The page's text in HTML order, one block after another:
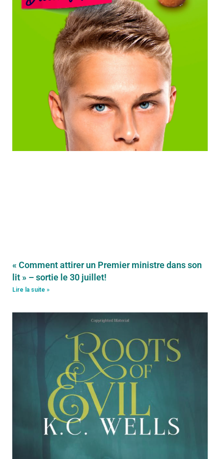
« Comment attirer un Premier ministre dans son
lit » – sortie le 30 juillet!
Lire la suite »